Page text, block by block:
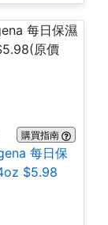
購買指南
每日保
$5.98